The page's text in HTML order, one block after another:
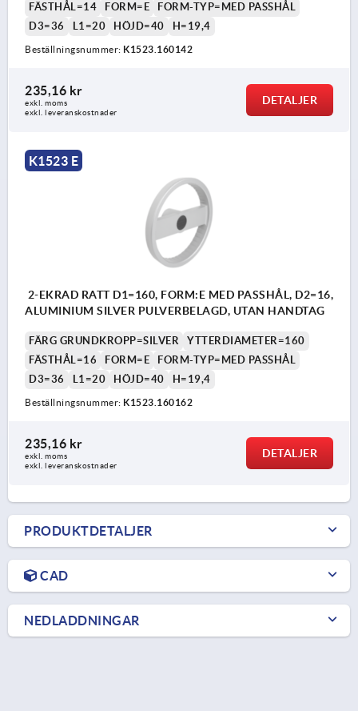
FÄSTHÅL=14
FORM=E
FORM-TYP=MED PASSHÅL
D3=36
L1=20 HÖJD=40 H=19,4
Beställningsnummer: K1523.160142
235,16 kr
exkl. moms
exkl. leveranskostnader
DETALJER
K1523 E
2-EKRAD RATT D1=160, FORM:E MED PASSHÅL, D2=16,
ALUMINIUM SILVER PULVERBELAGD, UTAN HANDTAG
FÄRG GRUNDKROPP=SILVER
YTTERDIAMETER=160
FÄSTHÅL=16
FORM=E
FORM-TYP=MED PASSHÅL
D3=36
L1=20 HÖJD=40 H=19,4
Beställningsnummer: K1523.160162
235,16 kr
exkl. moms
exkl. leveranskostnader
DETALJER
PRODUKTDETALJER
CAD
NEDLADDNINGAR